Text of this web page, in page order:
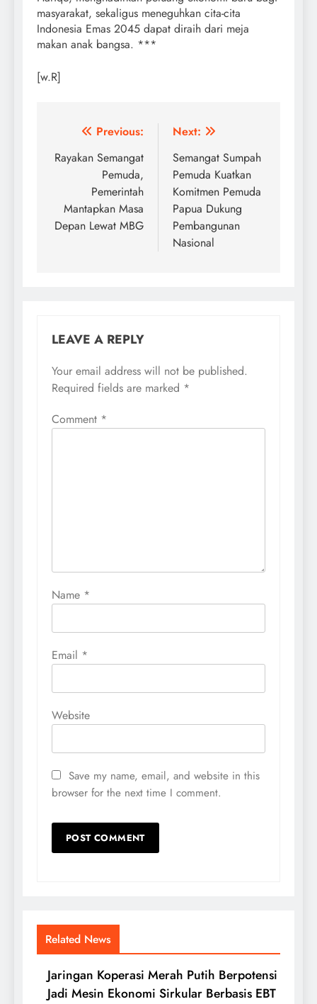
masyarakat, sekaligus meneguhkan cita-cita
Indonesia Emas 2045 dapat diraih dari meja
makan anak bangsa. ***
[w.R]
Post
navigation
Previous:
Rayakan Semangat
Pemuda,
Pemerintah
Mantapkan Masa
Depan Lewat MBG
Next:
Semangat Sumpah
Pemuda Kuatkan
Komitmen Pemuda
Papua Dukung
Pembangunan
Nasional
LEAVE A REPLY
Your email address will not be published.
Required fields are marked *
Comment *
Name *
Email *
Website
Save my name, email, and website in this
browser for the next time I comment.
Related News
Jaringan Koperasi Merah Putih Berpotensi
Jadi Mesin Ekonomi Sirkular Berbasis EBT